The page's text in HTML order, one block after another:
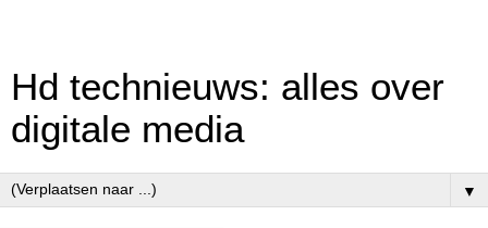
Hd technieuws: alles over
digitale media
▼